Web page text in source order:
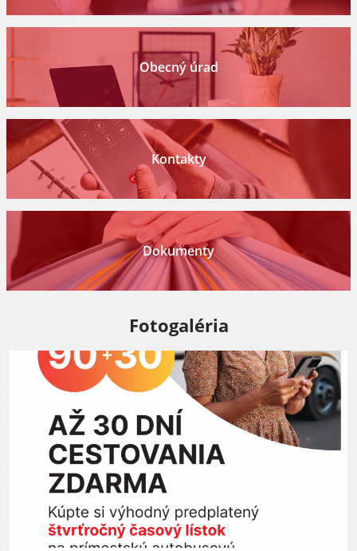
Obecný úrad
Kontakty
Dokumenty
Fotogaléria